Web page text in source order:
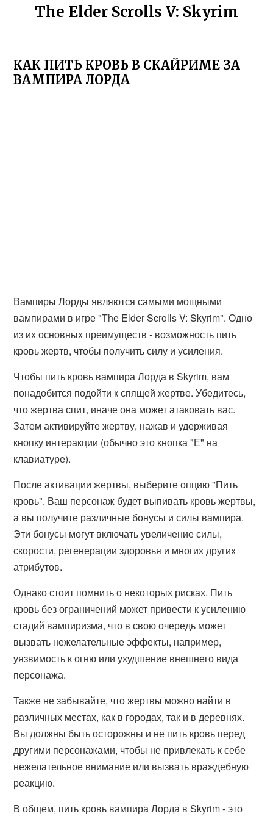
The Elder Scrolls V: Skyrim
КАК ПИТЬ КРОВЬ В СКАЙРИМЕ ЗА
ВАМПИРА ЛОРДА
Вампиры Лорды являются самыми мощными
вампирами в игре "The Elder Scrolls V: Skyrim". Одно
из их основных преимуществ - возможность пить
кровь жертв, чтобы получить силу и усиления.
Чтобы пить кровь вампира Лорда в Skyrim, вам
понадобится подойти к спящей жертве. Убедитесь,
что жертва спит, иначе она может атаковать вас.
Затем активируйте жертву, нажав и удерживая
кнопку интеракции (обычно это кнопка "Е" на
клавиатуре).
После активации жертвы, выберите опцию "Пить
кровь". Ваш персонаж будет выпивать кровь жертвы,
а вы получите различные бонусы и силы вампира.
Эти бонусы могут включать увеличение силы,
скорости, регенерации здоровья и многих других
атрибутов.
Однако стоит помнить о некоторых рисках. Пить
кровь без ограничений может привести к усилению
стадий вампиризма, что в свою очередь может
вызвать нежелательные эффекты, например,
уязвимость к огню или ухудшение внешнего вида
персонажа.
Также не забывайте, что жертвы можно найти в
различных местах, как в городах, так и в деревнях.
Вы должны быть осторожны и не пить кровь перед
другими персонажами, чтобы не привлекать к себе
нежелательное внимание или вызвать враждебную
реакцию.
В общем, пить кровь вампира Лорда в Skyrim - это